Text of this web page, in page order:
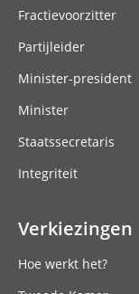
Fractievoorzitter
Partijleider
Minister-president
Minister
Staatssecretaris
Integriteit
Verkiezingen
Hoe werkt het?